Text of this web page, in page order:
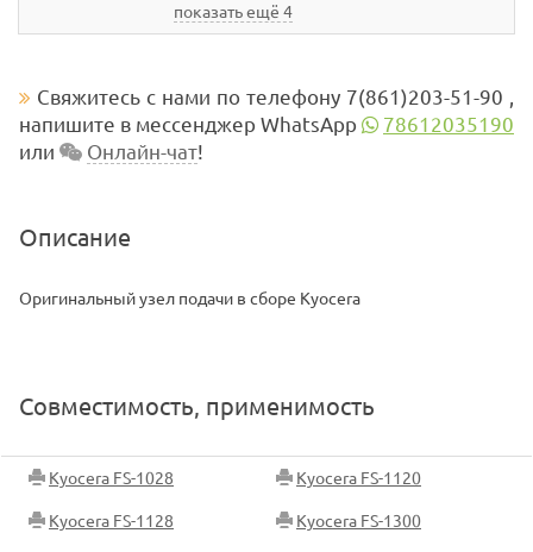
показать ещё 4
Свяжитесь с нами по телефону 7(861)203-51-90 ,
напишите в мессенджер WhatsApp
78612035190
или
Онлайн-чат!
Описание
Оригинальный узел подачи в сборе Kyocera
Совместимость, применимость
Kyocera FS-1028 Kyocera FS-1120
Kyocera FS-1128 Kyocera FS-1300